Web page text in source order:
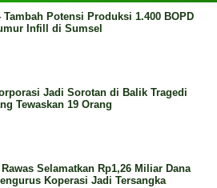
Tambah Potensi Produksi 1.400 BOPD
Infill di Sumsel
Jadi Sorotan di Balik Tragedi
Tewaskan 19 Orang
Selamatkan Rp1,26 Miliar Dana
Koperasi Jadi Tersangka